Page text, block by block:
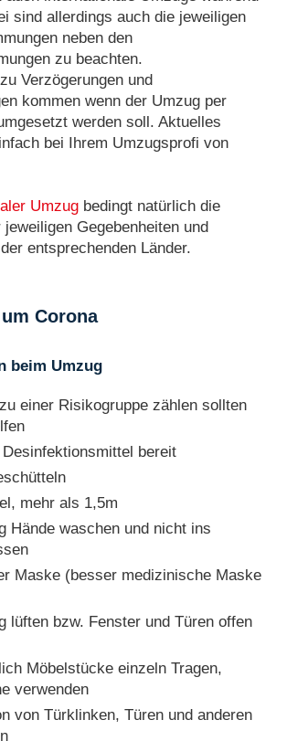
sind allerdings auch die jeweiligen
neben den
zu beachten.
Verzögerungen und
kommen wenn der Umzug per
werden soll. Aktuelles
bei Ihrem Umzugsprofi von
Umzug bedingt natürlich die
jeweiligen Gegebenheiten und
entsprechenden Länder.
Corona
beim Umzug
einer Risikogruppe zählen sollten
bereit
mehr als 1,5m
Hände waschen und nicht ins
Maske (besser medizinische Maske
lüften bzw. Fenster und Türen offen
Möbelstücke einzeln Tragen,
verwenden
von Türklinken, Türen und anderen